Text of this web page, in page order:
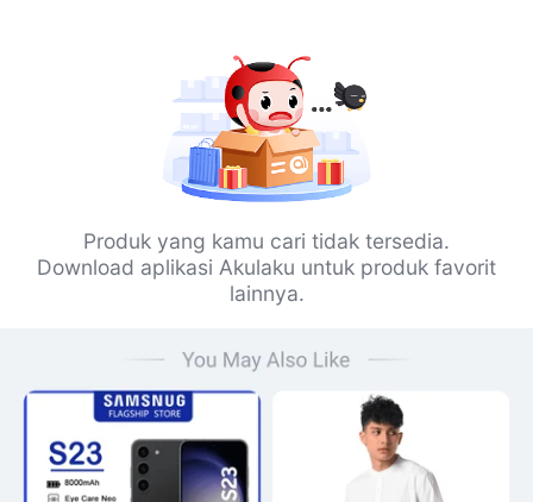
Produk yang kamu cari tidak tersedia.
Download aplikasi Akulaku untuk produk favorit
lainnya.